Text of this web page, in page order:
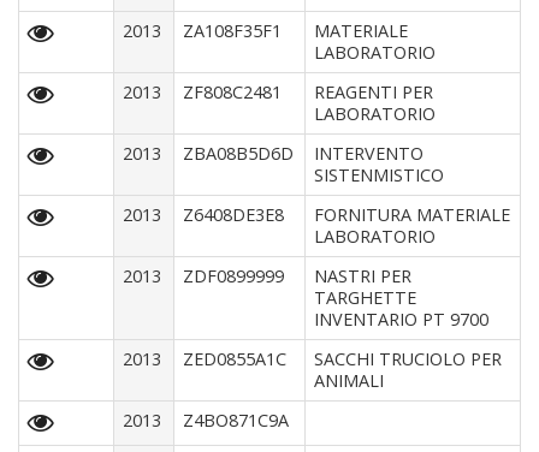
2013
ZA108F35F1
MATERIALE
LABORATORIO
2013
ZF808C2481
REAGENTI PER
LABORATORIO
2013
ZBA08B5D6D
INTERVENTO
SISTENMISTICO
2013
Z6408DE3E8
FORNITURA MATERIALE
LABORATORIO
2013
ZDF0899999
NASTRI PER
TARGHETTE
INVENTARIO PT 9700
2013
ZED0855A1C
SACCHI TRUCIOLO PER
ANIMALI
2013
Z4BO871C9A